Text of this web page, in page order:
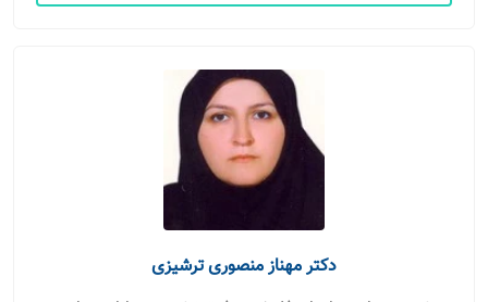
دکتر مهناز منصوری ترشیزی